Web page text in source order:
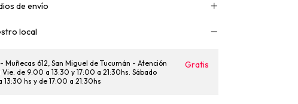
de envío
local
Muñecas 612, San Miguel de Tucumán - Atención
Vie. de 9:00 a 13:30 y 17:00 a 21:30hs. Sábado
13:30 hs y de 17:00 a 21:30hs
Gratis